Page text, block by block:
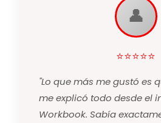
👤
⭐⭐⭐⭐⭐
"Lo que más me gustó es
me explicó todo desde el
Workbook. Sabía